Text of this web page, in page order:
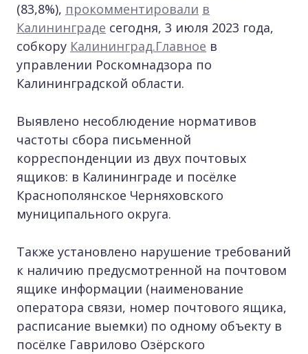
(83,8%), прокомментировали в
Калининграде сегодня, 3 июля 2023 года,
собкору Калининград.Главное в
управлении Роскомнадзора по
Калининградской области.
Выявлено несоблюдение нормативов
частоты сбора письменной
корреспонденции из двух почтовых
ящиков: в Калининграде и посёлке
Краснополянское Черняховского
муниципального округа.
Также установлено нарушение требований
к наличию предусмотренной на почтовом
ящике информации (наименование
оператора связи, номер почтового ящика,
расписание выемки) по одному объекту в
посёлке Гаврилово Озёрского